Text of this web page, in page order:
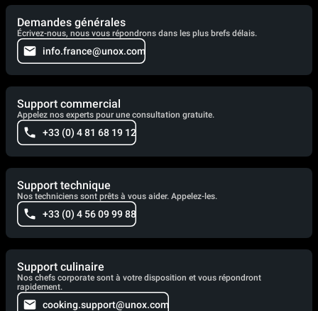
Demandes générales
Écrivez-nous, nous vous répondrons dans les plus brefs délais.
info.france@unox.com
Support commercial
Appelez nos experts pour une consultation gratuite.
+33 (0) 4 81 68 19 12
Support technique
Nos techniciens sont prêts à vous aider. Appelez-les.
+33 (0) 4 56 09 99 88
Support culinaire
Nos chefs corporate sont à votre disposition et vous répondront
rapidement.
cooking.support@unox.com